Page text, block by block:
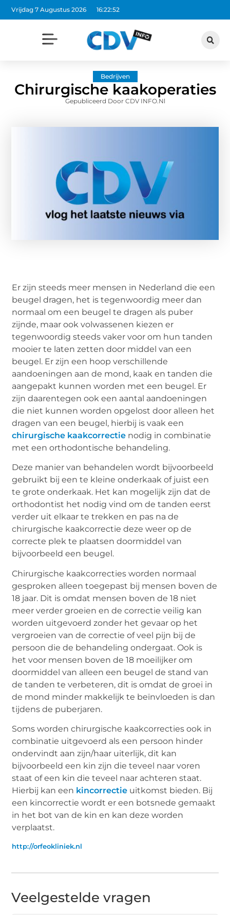
Vrijdag 7 Augustus 2026 16:22:53
Bedrijven
Chirurgische kaakoperaties
Gepubliceerd Door CDV INFO.nl
Er zijn steeds meer mensen in Nederland die een
beugel dragen, het is tegenwoordig meer dan
normaal om een beugel te dragen als puber
zijnde, maar ook volwassenen kiezen er
tegenwoordig steeds vaker voor om hun tanden
mooier te laten zetten door middel van een
beugel. Er zijn een hoop verschillende
aandoeningen aan de mond, kaak en tanden die
aangepakt kunnen worden met een beugel. Er
zijn daarentegen ook een aantal aandoeningen
die niet kunnen worden opgelost door alleen het
dragen van een beugel, hierbij is vaak een
chirurgische kaakcorrectie nodig in combinatie
met een orthodontische behandeling.
Deze manier van behandelen wordt bijvoorbeeld
gebruikt bij een te kleine onderkaak of juist een
te grote onderkaak. Het kan mogelijk zijn dat de
orthodontist het nodig vind om de tanden eerst
verder uit elkaar te trekken en pas na de
chirurgische kaakcorrectie deze weer op de
correcte plek te plaatsen doormiddel van
bijvoorbeeld een beugel.
Chirurgische kaakcorrecties worden normaal
gesproken alleen toegepast bij mensen boven de
18 jaar. Dit is omdat mensen boven de 18 niet
meer verder groeien en de correctie veilig kan
worden uitgevoerd zonder het gevaar op het
vergroeien van de correctie of veel pijn bij de
persoon die de behandeling ondergaat. Ook is
het voor mensen boven de 18 moeilijker om
doormiddel van alleen een beugel de stand van
de tanden te verbeteren, dit is omdat de groei in
de mond minder makkelijk te beïnvloeden is dan
tijdens de puberjaren.
Soms worden chirurgische kaakcorrecties ook in
combinatie uitgevoerd als een persoon hinder
ondervindt aan zijn/haar uiterlijk, dit kan
bijvoorbeeld een kin zijn die teveel naar voren
staat of een kin die teveel naar achteren staat.
Hierbij kan een kincorrectie uitkomst bieden. Bij
een kincorrectie wordt er een botsnede gemaakt
in het bot van de kin en kan deze worden
verplaatst.
http://orfeokliniek.nl
Veelgestelde vragen